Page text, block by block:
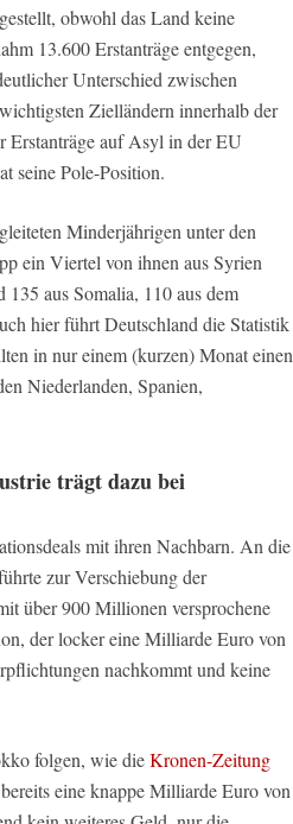
obwohl das Land keine
13.600 Erstanträge entgegen,
Unterschied zwischen
Zielländern innerhalb der
Erstanträge auf Asyl in der EU
seine Pole-Position.
Minderjährigen unter den
ein Viertel von ihnen aus Syrien
aus Somalia, 110 aus dem
hier führt Deutschland die Statistik
in nur einem (kurzen) Monat einen
Niederlanden, Spanien,
trägt dazu bei
mit ihren Nachbarn. An die
zur Verschiebung der
über 900 Millionen versprochene
der locker eine Milliarde Euro von
nachkommt und keine
folgen, wie dieKronen-Zeitung
eine knappe Milliarde Euro von